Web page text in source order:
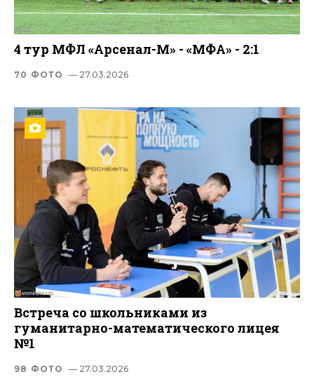
4 тур МФЛ «Арсенал-М» - «МФА» - 2:1
70 ФОТО — 27.03.2026
Встреча со школьниками из
гуманитарно-математического лицея
№1
98 ФОТО — 27.03.2026